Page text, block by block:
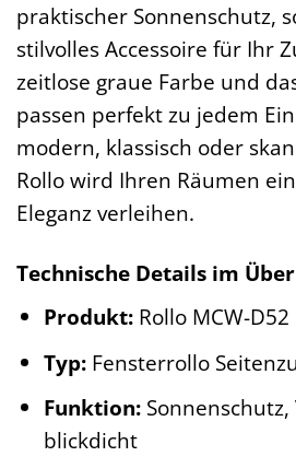
praktischer Sonnenschutz,
stilvolles Accessoire für Ihr
zeitlose graue Farbe und
passen perfekt zu jedem
modern, klassisch oder
Rollo wird Ihren Räumen
Eleganz verleihen.
Technische Details im
Produkt:Rollo MCW-D52
Typ:Fensterrollo
Funktion:
blickdicht